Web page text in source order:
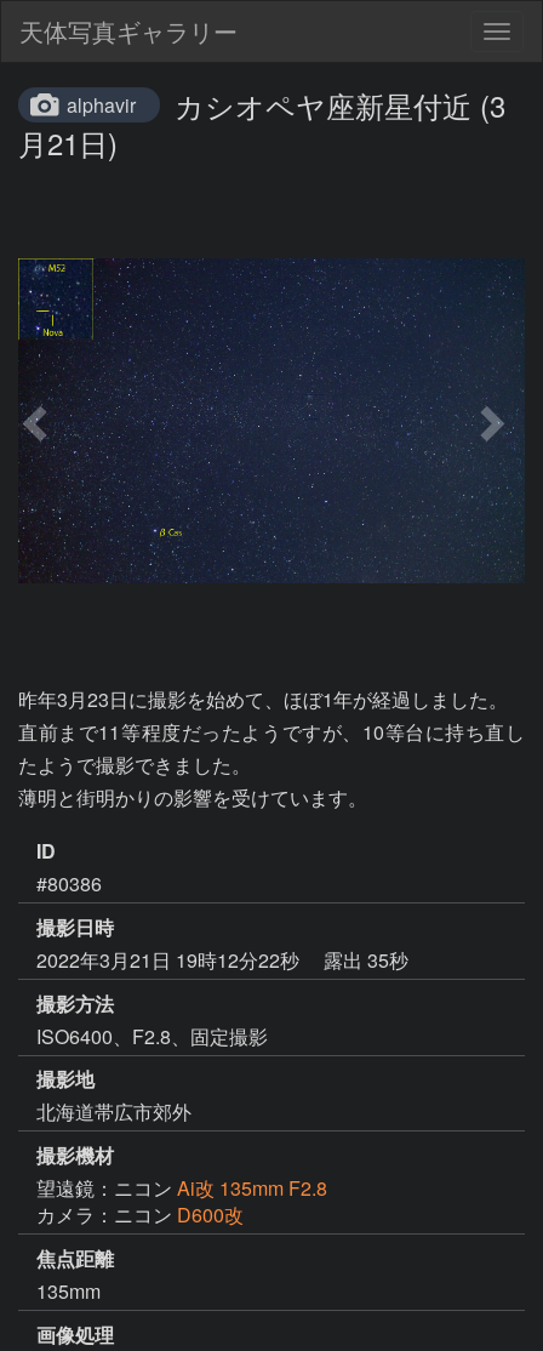
天体写真ギャラリー
alphavir
カシオペヤ座新星付近 (3
月21日)
昨年3月23日に撮影を始めて、ほぼ1年が経過しました。
直前まで11等程度だったようですが、10等台に持ち直し
たようで撮影できました。
薄明と街明かりの影響を受けています。
ID
#80386
撮影日時
2022年3月21日 19時12分22秒
露出 35秒
撮影方法
ISO6400、F2.8、固定撮影
撮影地
北海道帯広市郊外
撮影機材
望遠鏡：ニコン Ai改 135mm F2.8
カメラ：ニコン D600改
焦点距離
135mm
画像処理